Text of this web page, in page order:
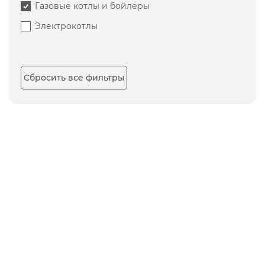
Газовые котлы и бойлеры
Электрокотлы
Сбросить все фильтры